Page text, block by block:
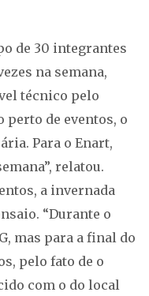
de 30 integrantes
na semana,
técnico pelo
perto de eventos, o
Para o Enart,
relatou.
a invernada
“Durante o
mas para a final do
pelo fato de o
com o do local